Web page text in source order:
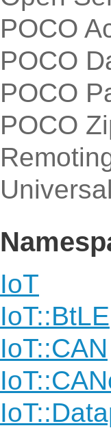
POCO
POCO
POCO
POCO
IoT
IoT::BtLE
IoT::CAN